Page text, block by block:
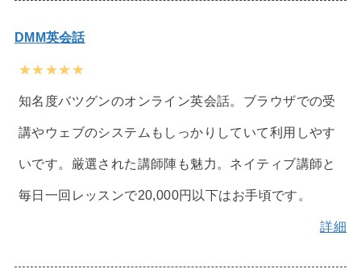
DMM英会話
★★★★★
知名度バツグンのオンライン英会話。ブラウザでの受
講やウェブのシステムもしっかりしていて利用しやす
いです。厳選された講師陣も魅力。ネイティブ講師と
毎日一回レッスンで20,000円以下はお手頃です。
詳細